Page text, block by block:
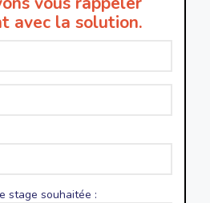
avec la solution.
stage souhaitée :